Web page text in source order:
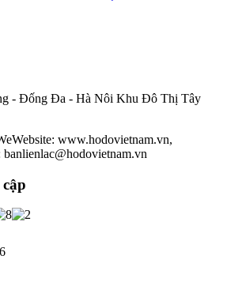
- Đống Đa - Hà Nôi Khu Đô Thị Tây
www.hodovietnam.vn,